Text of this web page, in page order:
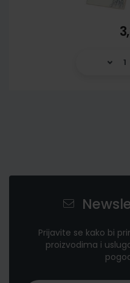
Prijavite se kako bi
proizvodima i